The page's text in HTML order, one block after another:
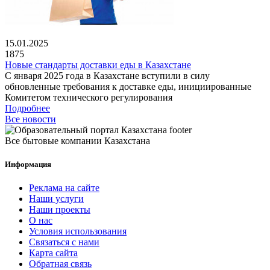
15.01.2025
1875
Новые стандарты доставки еды в Казахстане
С января 2025 года в Казахстане вступили в силу
обновленные требования к доставке еды, инициированные
Комитетом технического регулирования
Подробнее
Все новости
Все бытовые компании Казахстана
Информация
Реклама на сайте
Наши услуги
Наши проекты
О нас
Условия использования
Связаться с нами
Карта сайта
Обратная связь